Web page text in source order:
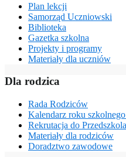
Plan lekcji
Samorząd Uczniowski
Biblioteka
Gazetka szkolna
Projekty i programy
Materiały dla uczniów
Dla rodzica
Rada Rodziców
Kalendarz roku
Rekrutacja do
Materiały dla rodziców
Doradztwo zawodowe